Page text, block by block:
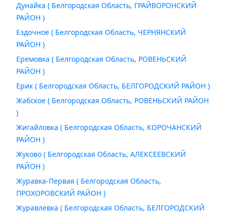
Дунайка ( Белгородская Область, ГРАЙВОРОНСКИЙ
РАЙОН )
Ездочное ( Белгородская Область, ЧЕРНЯНСКИЙ
РАЙОН )
Еремовка ( Белгородская Область, РОВЕНЬСКИЙ
РАЙОН )
Ерик ( Белгородская Область, БЕЛГОРОДСКИЙ РАЙОН )
Жабское ( Белгородская Область, РОВЕНЬСКИЙ РАЙОН
)
Жигайловка ( Белгородская Область, КОРОЧАНСКИЙ
РАЙОН )
Жуково ( Белгородская Область, АЛЕКСЕЕВСКИЙ
РАЙОН )
Журавка-Первая ( Белгородская Область,
ПРОХОРОВСКИЙ РАЙОН )
Журавлевка ( Белгородская Область, БЕЛГОРОДСКИЙ